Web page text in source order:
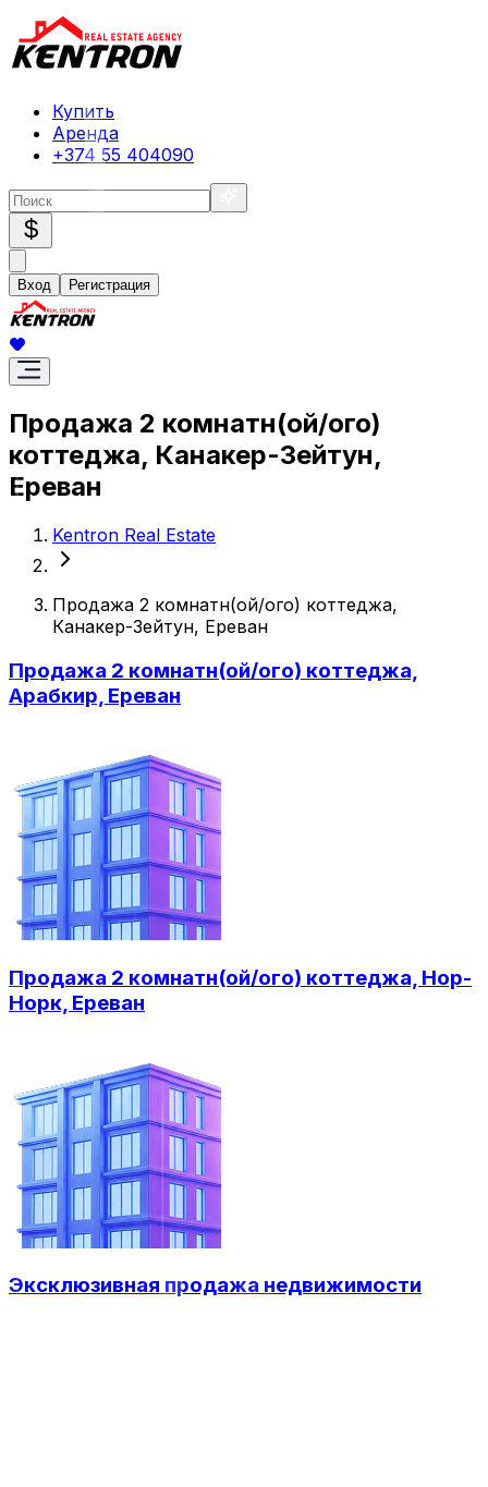
Купить
Аренда
+374 55 404090
$
Вход Регистрация
Продажа 2 комнатн(ой/ого)
коттеджа, Канакер-Зейтун,
Ереван
Kentron Real Estate
Продажа 2 комнатн(ой/ого) коттеджа,
Канакер-Зейтун, Ереван
Продажа 2 комнатн(ой/ого) коттеджа,
Арабкир, Ереван
Продажа 2 комнатн(ой/ого) коттеджа, Нор-
Норк, Ереван
Эксклюзивная продажа недвижимости